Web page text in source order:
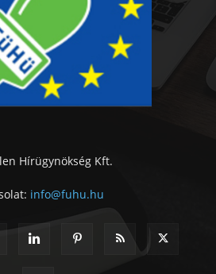
Hírügynökség Kft.
info@fuhu.hu